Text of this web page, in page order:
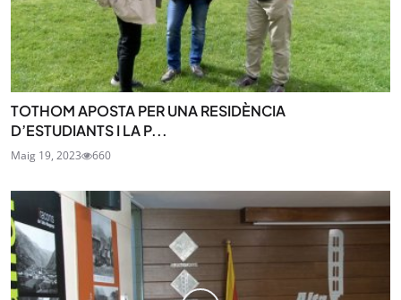
TOTHOM APOSTA PER UNA RESIDÈNCIA
D’ESTUDIANTS I LA P...
Maig 19, 2023 660